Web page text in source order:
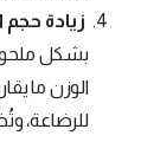
زيادة حجم
بشكل
الوزن ما
للرضاعة،